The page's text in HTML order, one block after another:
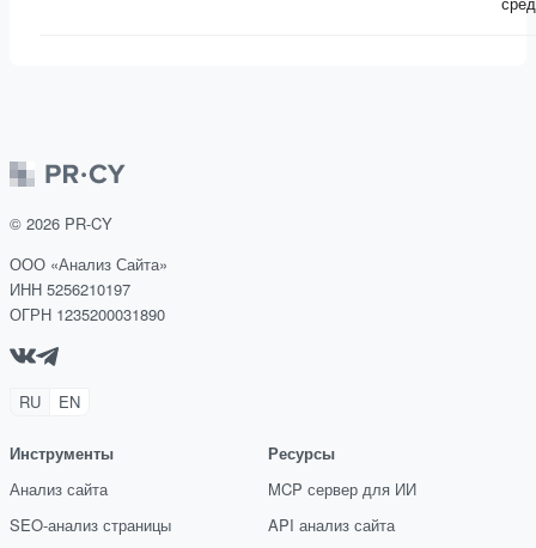
© 2026 PR-CY
ООО «Анализ Сайта»
ИНН 5256210197
ОГРН 1235200031890
RU EN
Инструменты
Анализ сайта
SEO-анализ страницы
Ресурсы
MCP сервер для ИИ
API анализ сайта